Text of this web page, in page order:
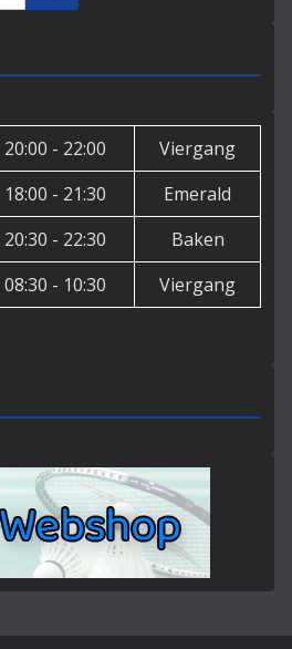
20:00 - 22:00
Viergang
18:00 - 21:30
Emerald
20:30 - 22:30
Baken
08:30 - 10:30 Viergang